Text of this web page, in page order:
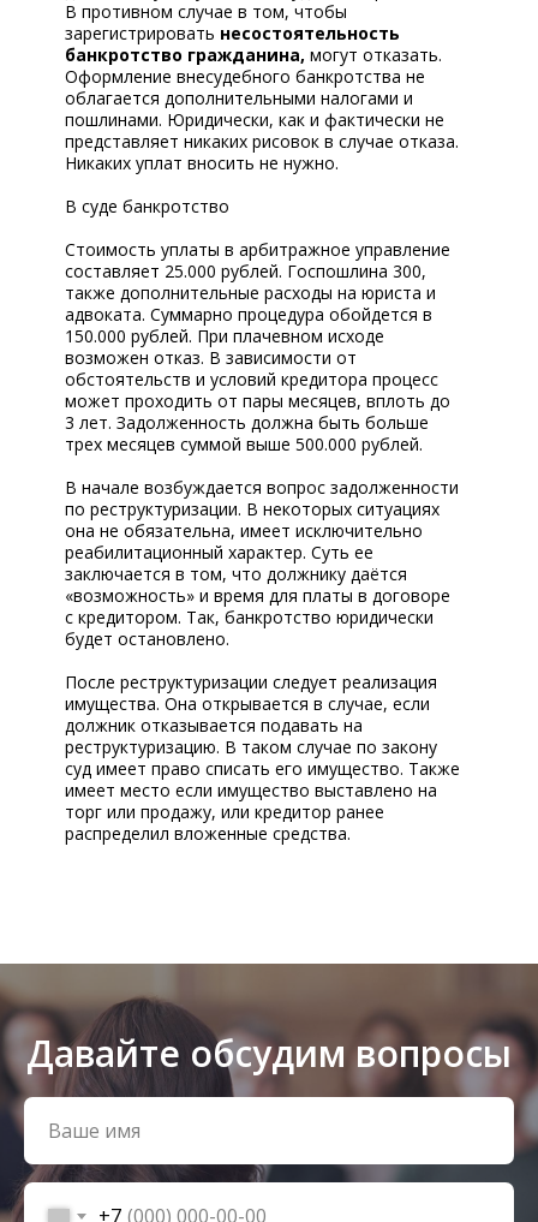
В противном случае в том, чтобы
зарегистрировать несостоятельность
банкротство гражданина, могут отказать.
Оформление внесудебного банкротства не
облагается дополнительными налогами и
пошлинами. Юридически, как и фактически не
представляет никаких рисовок в случае отказа.
Никаких уплат вносить не нужно.
В суде банкротство
Стоимость уплаты в арбитражное управление
составляет 25.000 рублей. Госпошлина 300,
также дополнительные расходы на юриста и
адвоката. Суммарно процедура обойдется в
150.000 рублей. При плачевном исходе
возможен отказ. В зависимости от
обстоятельств и условий кредитора процесс
может проходить от пары месяцев, вплоть до
3 лет. Задолженность должна быть больше
трех месяцев суммой выше 500.000 рублей.
В начале возбуждается вопрос задолженности
по реструктуризации. В некоторых ситуациях
она не обязательна, имеет исключительно
реабилитационный характер. Суть ее
заключается в том, что должнику даётся
«возможность» и время для платы в договоре
с кредитором. Так, банкротство юридически
будет остановлено.
После реструктуризации следует реализация
имущества. Она открывается в случае, если
должник отказывается подавать на
реструктуризацию. В таком случае по закону
суд имеет право списать его имущество. Также
имеет место если имущество выставлено на
торг или продажу, или кредитор ранее
распределил вложенные средства.
Давайте обсудим вопросы
+7